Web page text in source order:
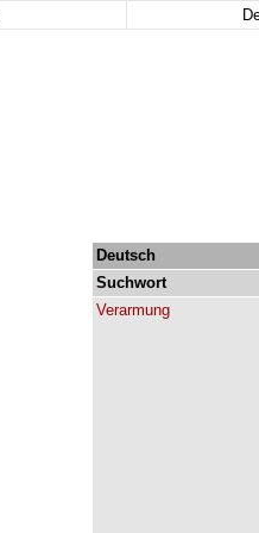
Deutsch
Suchwort
Verarmung